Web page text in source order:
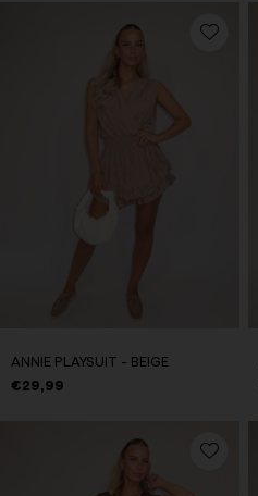
ANNIE PLAYSUIT - BEIGE
€29,99